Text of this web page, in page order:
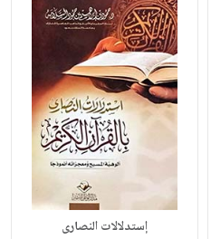
إستدلالات النصارى